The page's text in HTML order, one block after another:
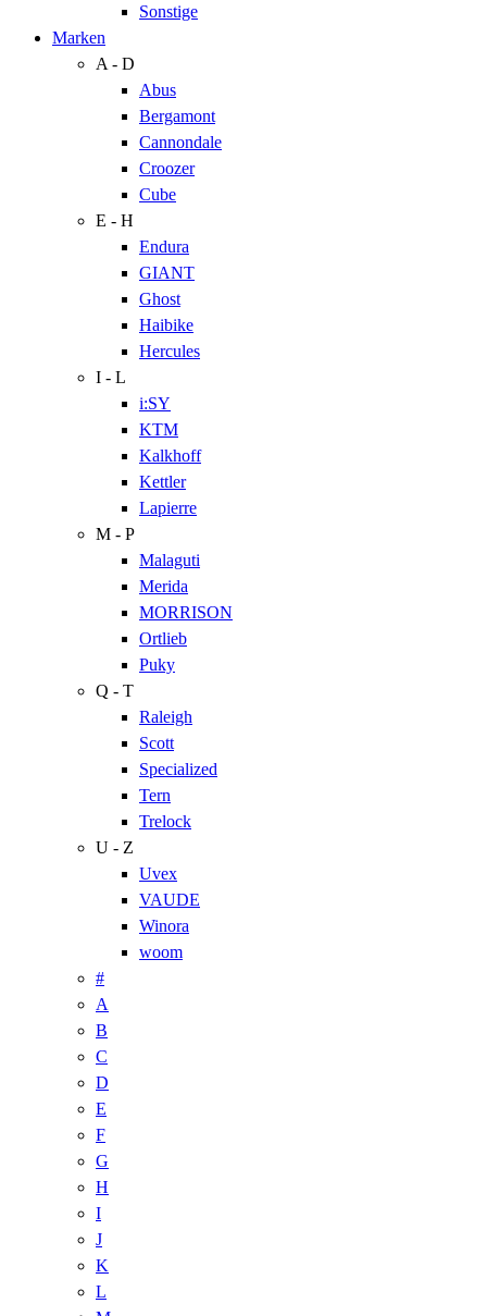
Sonstige
Marken
A - D
Abus
Bergamont
Cannondale
Croozer
Cube
E - H
Endura
GIANT
Ghost
Haibike
Hercules
I - L
i:SY
KTM
Kalkhoff
Kettler
Lapierre
M - P
Malaguti
Merida
MORRISON
Ortlieb
Puky
Q - T
Raleigh
Scott
Specialized
Tern
Trelock
U - Z
Uvex
VAUDE
Winora
woom
#
A
B
C
D
E
F
G
H
I
J
K
L